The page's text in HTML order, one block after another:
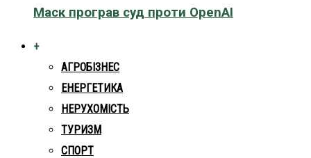
Маск програв суд проти OpenAI
+
АГРОБІЗНЕС
ЕНЕРГЕТИКА
НЕРУХОМІСТЬ
ТУРИЗМ
СПОРТ